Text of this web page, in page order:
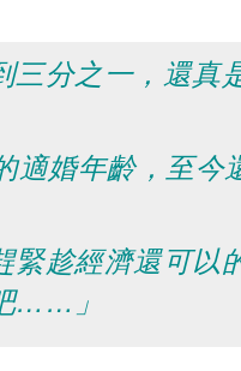
三分之一，還真
適婚年齡，至今
緊趁經濟還可以
……」